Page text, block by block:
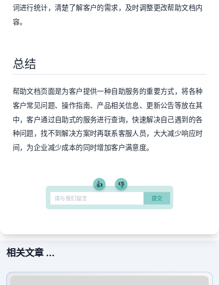
词进行统计，清楚了解客户的需求，及时调整更改帮助文档内
容。
总结
帮助文档页面是为客户提供一种自助服务的重要方式，将各种
客户常见问题、操作指南、产品相关信息、更新公告等放在其
中，客户通过自助式的服务进行查询，快速解决自己遇到的各
种问题，找不到解决方案时再联系客服人员，大大减少响应时
间，为企业减少成本的同时增加客户满意度。
👍 👎
相关文章 ...